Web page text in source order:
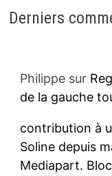
Derniers
Philippesur
de la gauche
contribution à
Soline depuis
Mediapart.